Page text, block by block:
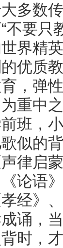
多数
不要只
界精
优质
，弹
重中
班，
似的
律启
论语
经》
诵，
时，